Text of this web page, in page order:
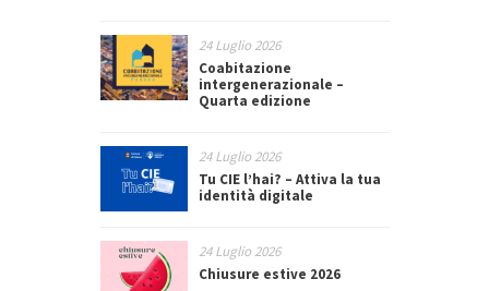
24 Luglio 2026
Coabitazione
intergenerazionale –
Quarta edizione
24 Luglio 2026
Tu CIE l’hai? – Attiva la tua
identità digitale
24 Luglio 2026
Chiusure estive 2026